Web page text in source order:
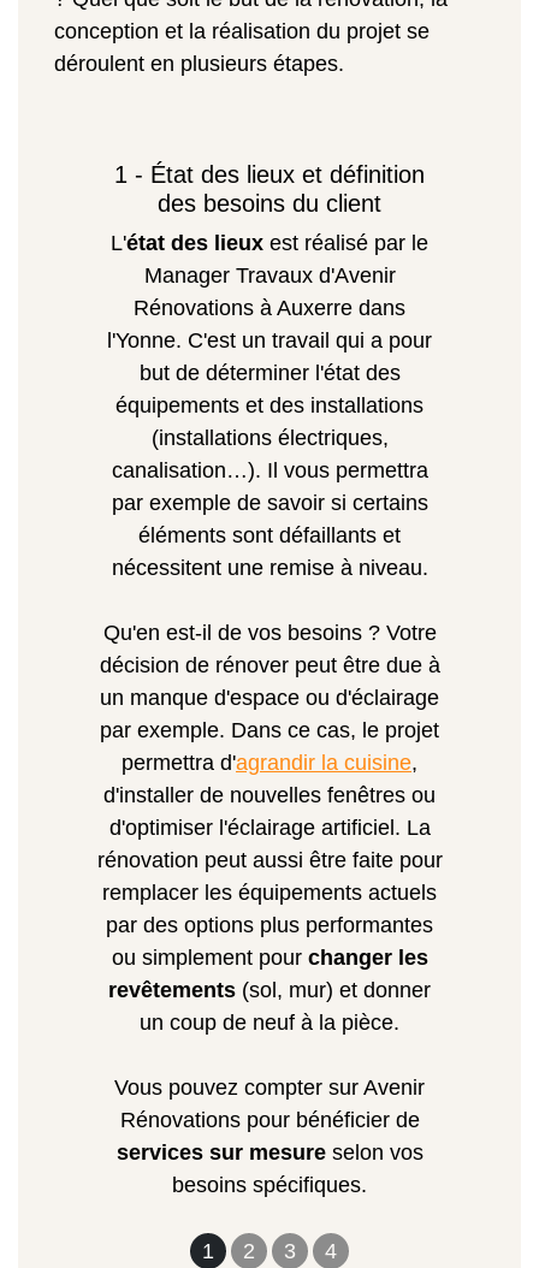
conception et la réalisation du projet se
déroulent en plusieurs étapes.
1 2 3 4
1 - État des lieux et définition
des besoins du client
L'état des lieux est réalisé par le
Manager Travaux d'Avenir
Rénovations à Auxerre dans
l'Yonne. C'est un travail qui a pour
but de déterminer l'état des
équipements et des installations
(installations électriques,
canalisation…). Il vous permettra
par exemple de savoir si certains
éléments sont défaillants et
nécessitent une remise à niveau.
Qu'en est-il de vos besoins ? Votre
décision de rénover peut être due à
un manque d'espace ou d'éclairage
par exemple. Dans ce cas, le projet
permettra d'agrandir la cuisine,
d'installer de nouvelles fenêtres ou
d'optimiser l'éclairage artificiel. La
rénovation peut aussi être faite pour
remplacer les équipements actuels
par des options plus performantes
ou simplement pour changer les
revêtements (sol, mur) et donner
un coup de neuf à la pièce.
Vous pouvez compter sur Avenir
Rénovations pour bénéficier de
services sur mesureselon vos
besoins spécifiques.